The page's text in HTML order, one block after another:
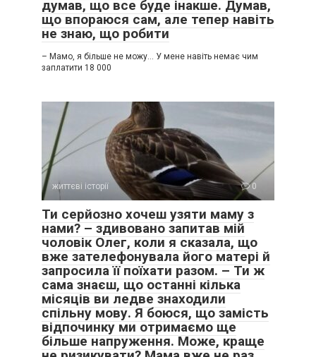
думав, що все буде інакше. Думав,
що впораюся сам, але тепер навіть
не знаю, що робити
– Мамо, я більше не можу… У мене навіть немає чим
заплатити 18 000
життєві історії 0
Ти серйозно хочеш узяти маму з
нами? – здивовано запитав мій
чоловік Олег, коли я сказала, що
вже зателефонувала його матері й
запросила її поїхати разом. – Ти ж
сама знаєш, що останні кілька
місяців ви ледве знаходили
спільну мову. Я боюся, що замість
відпочинку ми отримаємо ще
більше напруження. Може, краще